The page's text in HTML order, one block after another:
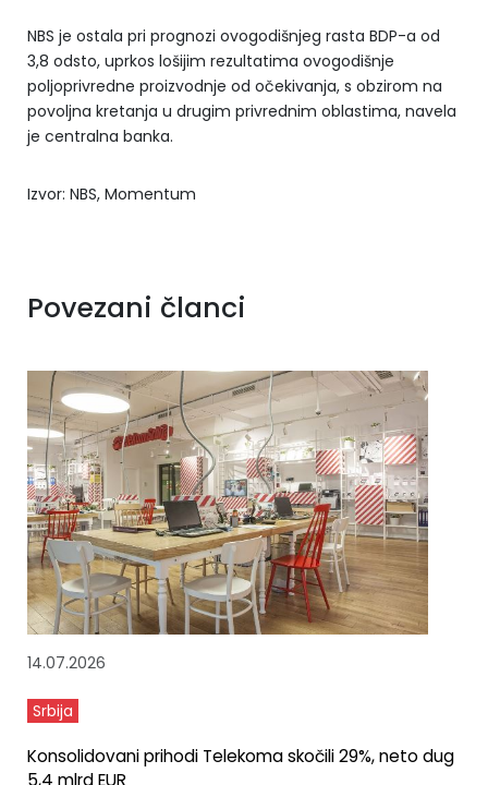
NBS je ostala pri prognozi ovogodišnjeg rasta BDP-a od
3,8 odsto, uprkos lošijim rezultatima ovogodišnje
poljoprivredne proizvodnje od očekivanja, s obzirom na
povoljna kretanja u drugim privrednim oblastima, navela
je centralna banka.
Izvor: NBS, Momentum
Povezani članci
14.07.2026
Srbija
Konsolidovani prihodi Telekoma skočili 29%, neto dug
5,4 mlrd EUR